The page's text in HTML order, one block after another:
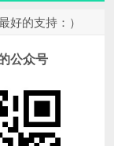
好的支持：）
公众号